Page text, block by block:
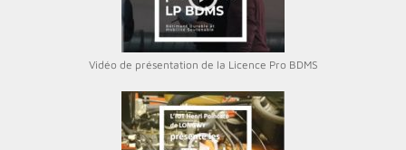
Vidéo de présentation de la Licence Pro BDMS